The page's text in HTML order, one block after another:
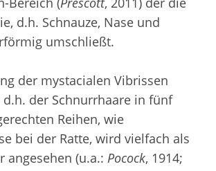
d.h. Schnauze, Nase und
umschließt.
der mystacialen Vibrissen
d.h. der Schnurrhaare in fünf
Reihen, wie
bei der Ratte, wird vielfach als
angesehen (u.a.: Pocock, 1914;